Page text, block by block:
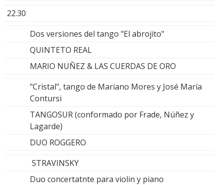
22.30
Dos versiones del tango "El abrojito"
QUINTETO REAL
MARIO NUÑEZ & LAS CUERDAS DE ORO
"Cristal", tango de Mariano Mores y José María
Contursi
TANGOSUR (conformado por Frade, Núñez y
Lagarde)
DUO ROGGERO
STRAVINSKY
Duo concertatnte para violin y piano